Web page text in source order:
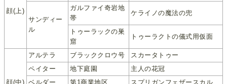
顔(上)
サンディー
ル
ガルファイ奇岩地
帯
ケライノの魔法の兜
トゥーラックの巣
窟
トゥーラクトの儀式用仮面
顔(中)
アルテラ ブラッククロウ号
スカータトゥー
ペイター
地下庭園
主人の花冠
ベルダー
第1商業地区 スプリガンフェザースカル